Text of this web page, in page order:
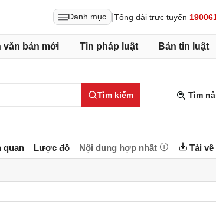
Danh mục Tổng đài trực tuyến
văn bản mới Tin pháp luật Bản tin luật
Tìm kiếm Tìm
quan Lược đồ Nội dung hợp nhất Tải về